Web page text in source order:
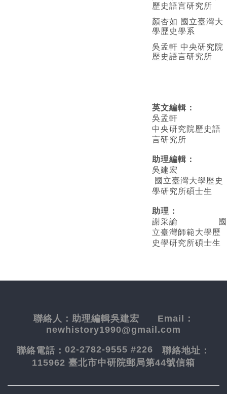
歷史語言研究所
顏杏如 國立臺灣大
學歷史學系
吳孟軒 中央研究院
歷史語言研究所
英文編輯 ：
吳孟軒
中央研究院歷史語
言研究所
助理編輯：
吳建宏
國立臺灣大學歷史
學研究所碩士生
助理：
謝采諭
國
立臺灣師範大學歷
史學研究所碩士生
聯絡人： 助理編輯吳建宏 Email：
newhistory1990@gmail.com
聯絡電話： 02-2782-9555 #226 聯絡地址：
115962 臺北市中研院郵局第44號信箱